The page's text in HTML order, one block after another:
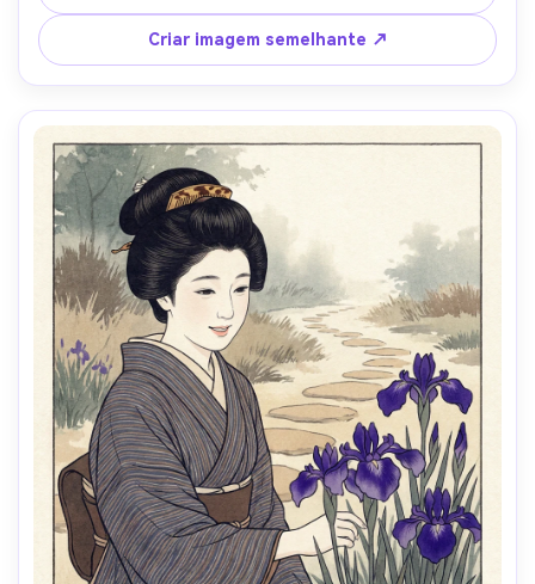
horizonte, fibras de washi visíveis, atmosfera calma e
respirável, rosto mantido claro e digno, lente de 85mm,
profundidade de campo rasa, iluminação cinematográfica
suave-AR 4:5
Criar imagem semelhante ↗